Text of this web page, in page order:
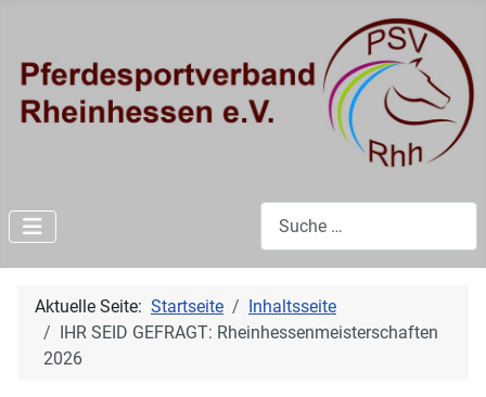
Aktuelle Seite: Startseite
Inhaltsseite
IHR SEID GEFRAGT: Rheinhessenmeisterschaften
2026